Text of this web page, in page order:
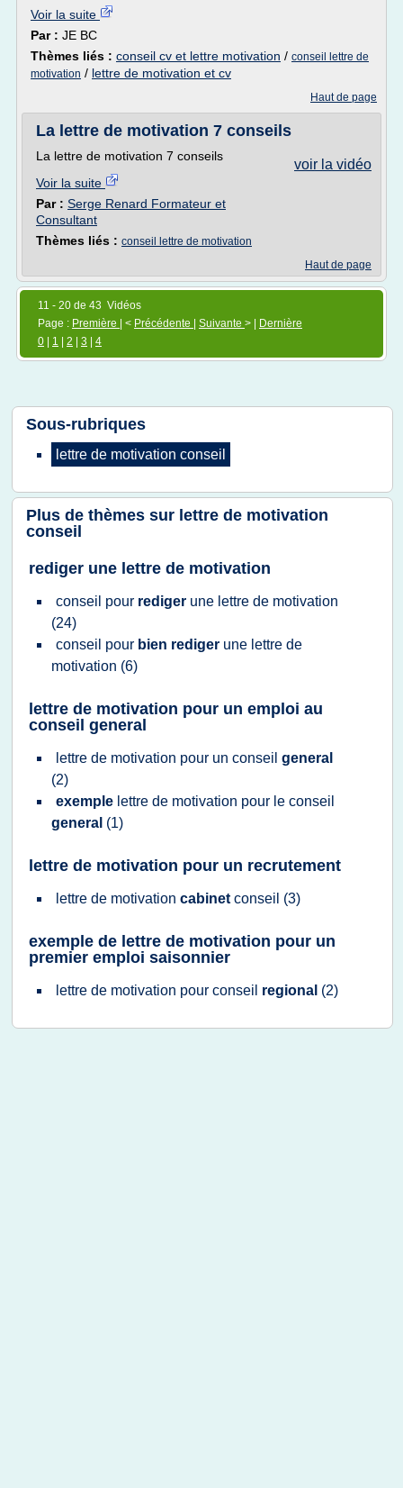
Voir la suite
Par : JE BC
Thèmes liés : conseil cv et lettre motivation / conseil lettre de
motivation / lettre de motivation et cv
Haut de page
La lettre de motivation 7 conseils
voir la vidéo
La lettre de motivation 7 conseils
Voir la suite
Par : Serge Renard Formateur et
Consultant
Thèmes liés : conseil lettre de motivation
Haut de page
11 - 20 de 43 Vidéos
Page : Première | < Précédente Suivante > |
Dernière
0
1 2 3 4
Sous-rubriques
lettre de motivation conseil
Plus de thèmes sur lettre de motivation
conseil
rediger une lettre de motivation
conseil pour rediger une lettre de motivation
(24)
conseil pour bien rediger une lettre de
motivation (6)
lettre de motivation pour un emploi au
conseil general
lettre de motivation pour un conseil general
(2)
exemple lettre de motivation pour le conseil
general (1)
lettre de motivation pour un recrutement
lettre de motivation cabinet conseil (3)
exemple de lettre de motivation pour un
premier emploi saisonnier
lettre de motivation pour conseil regional (2)